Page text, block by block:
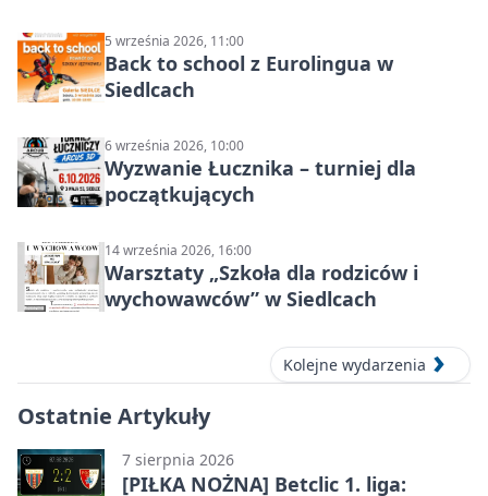
5 września 2026, 11:00
Back to school z Eurolingua w
Siedlcach
6 września 2026, 10:00
Wyzwanie Łucznika – turniej dla
początkujących
14 września 2026, 16:00
Warsztaty „Szkoła dla rodziców i
wychowawców” w Siedlcach
Kolejne wydarzenia
Ostatnie Artykuły
7 sierpnia 2026
[PIŁKA NOŻNA] Betclic 1. liga: